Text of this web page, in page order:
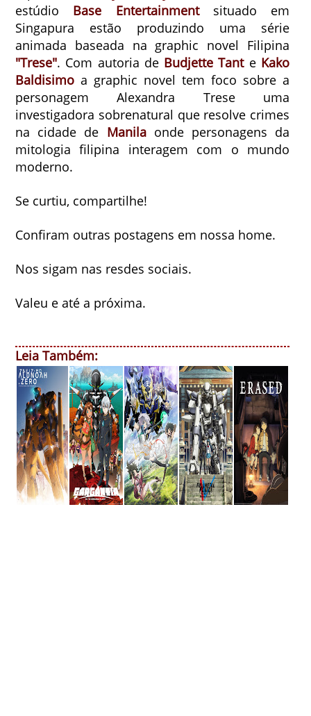
estúdio Base Entertainment situado em
Singapura estão produzindo uma série
animada baseada na graphic novel Filipina
"Trese". Com autoria de Budjette Tante Kako
Baldisimo a graphic novel tem foco sobre a
personagem Alexandra Trese uma
investigadora sobrenatural que resolve crimes
na cidade de Manilaonde personagens da
mitologia filipina interagem com o mundo
moderno.
Se curtiu, compartilhe!
Confiram outras postagens em nossa home.
Nos sigam nas resdes sociais.
Valeu e até a próxima.
Leia Também: